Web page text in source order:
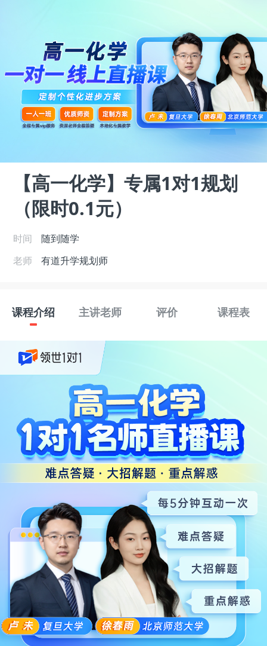
【高一化学】专属1对1规划
（限时0.1元）
时间
随到随学
老师
有道升学规划师
课程介绍 主讲老师 评价 课程表